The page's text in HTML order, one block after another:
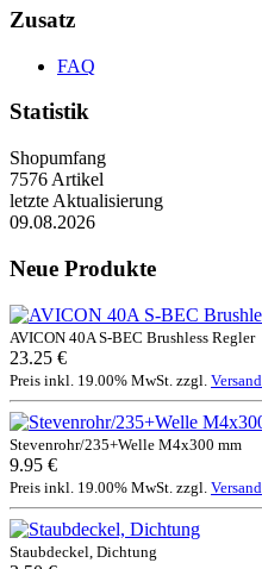
Zusatz
FAQ
Statistik
Shopumfang
7576 Artikel
letzte Aktualisierung
09.08.2026
Neue Produkte
AVICON 40A S-BEC Brushless Regler
23.25 €
Preis inkl. 19.00% MwSt. zzgl. Versand
Stevenrohr/235+Welle M4x300 mm
9.95 €
Preis inkl. 19.00% MwSt. zzgl. Versand
Staubdeckel, Dichtung